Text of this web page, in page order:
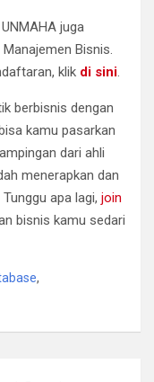
juga
Bisnis.
klik di sini.
berbisnis dengan
kamu pasarkan
dari ahli
menerapkan dan
apa lagi, join
bisnis kamu sedari
,